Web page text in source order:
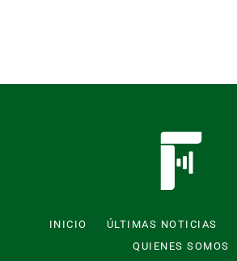
INICIO ÚLTIMAS NOTICIAS
QUIENES SOMOS